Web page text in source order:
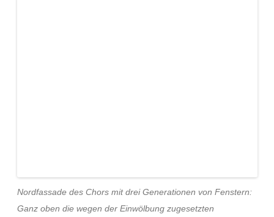
Nordfassade des Chors mit drei Generationen von Fenstern:
Ganz oben die wegen der Einwölbung zugesetzten